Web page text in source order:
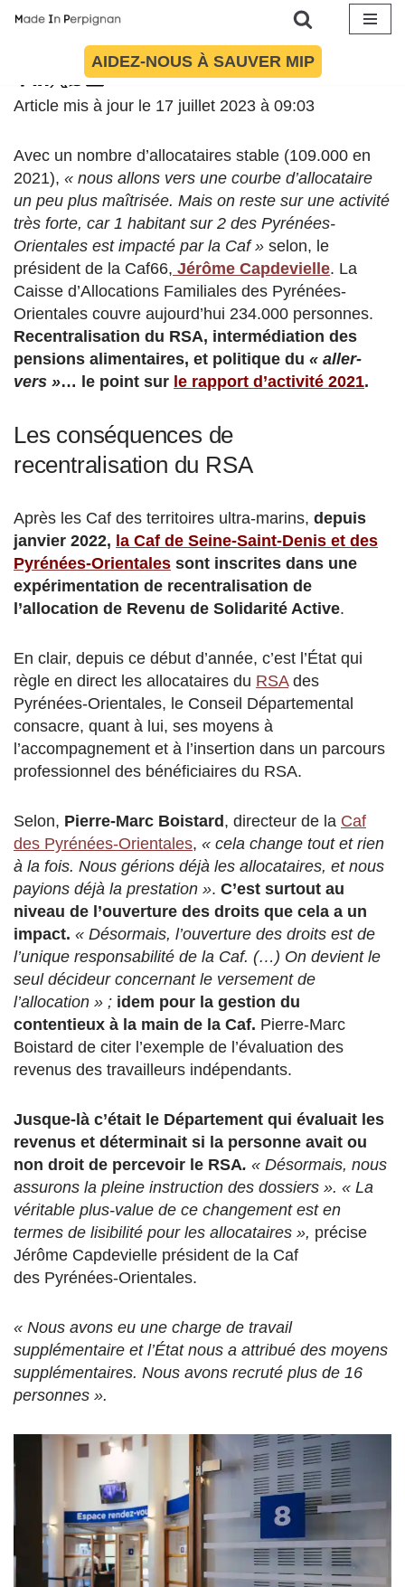
AIDEZ-NOUS À SAUVER MIP
Article mis à jour le 17 juillet 2023 à 09:03
Avec un nombre d’allocataires stable (109.000 en
2021), « nous allons vers une courbe d’allocataire
un peu plus maîtrisée. Mais on reste sur une activité
très forte, car 1 habitant sur 2 des Pyrénées-
Orientales est impacté par la Caf » selon, le
président de la Caf66, Jérôme Capdevielle. La
Caisse d’Allocations Familiales des Pyrénées-
Orientales couvre aujourd’hui 234.000 personnes.
Recentralisation du RSA, intermédiation des
pensions alimentaires, et politique du « aller-
vers »… le point sur le rapport d’activité 2021.
Les conséquences de
recentralisation du RSA
Après les Caf des territoires ultra-marins, depuis
janvier 2022, la Caf de Seine-Saint-Denis et des
Pyrénées-Orientales sont inscrites dans une
expérimentation de recentralisation de
l’allocation de Revenu de Solidarité Active.
En clair, depuis ce début d’année, c’est l’État qui
règle en direct les allocataires du RSAdes
Pyrénées-Orientales, le Conseil Départemental
consacre, quant à lui, ses moyens à
l’accompagnement et à l’insertion dans un parcours
professionnel des bénéficiaires du RSA.
Selon, Pierre-Marc Boistard, directeur de la Caf
des Pyrénées-Orientales, « cela change tout et rien
à la fois. Nous gérions déjà les allocataires, et nous
payions déjà la prestation ». C’est surtout au
niveau de l’ouverture des droits que cela a un
impact. « Désormais, l’ouverture des droits est de
l’unique responsabilité de la Caf. (…) On devient le
seul décideur concernant le versement de
l’allocation » ; idem pour la gestion du
contentieux à la main de la Caf. Pierre-Marc
Boistard de citer l’exemple de l’évaluation des
revenus des travailleurs indépendants.
Jusque-là c’était le Département qui évaluait les
revenus et déterminait si la personne avait ou
non droit de percevoir le RSA. « Désormais, nous
assurons la pleine instruction des dossiers ». « La
véritable plus-value de ce changement est en
termes de lisibilité pour les allocataires », précise
Jérôme Capdevielle président de la Caf
des Pyrénées-Orientales.
« Nous avons eu une charge de travail
supplémentaire et l’État nous a attribué des moyens
supplémentaires. Nous avons recruté plus de 16
personnes ».